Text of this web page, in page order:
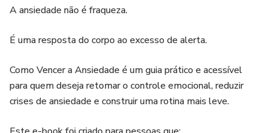
A ansiedade não é fraqueza.
É uma resposta do corpo ao excesso de alerta.
Como Vencer a Ansiedade é um guia prático e acessível
para quem deseja retomar o controle emocional, reduzir
crises de ansiedade e construir uma rotina mais leve.